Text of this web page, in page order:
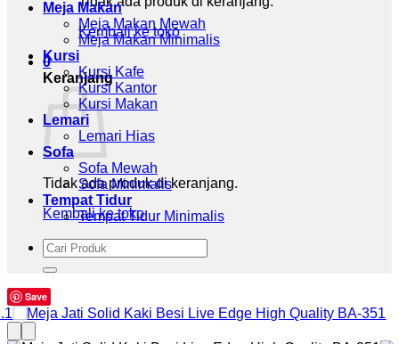
Kembali ke toko
0
Keranjang
Tidak ada produk di keranjang.
Kembali ke toko
Meja Makan
Meja Makan Mewah
Meja Makan Minimalis
Kursi
Kursi Kafe
Kursi Kantor
Kursi Makan
Lemari
Lemari Hias
Sofa
Sofa Mewah
Sofa Minimalis
Tempat Tidur
Tempat Tidur Minimalis
Pencarian
untuk:
Save